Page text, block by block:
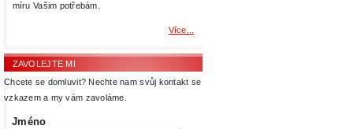
míru Vašim potřebám.
Více...
ZAVOLEJTE MI
Chcete se domluvit? Nechte nam svůj kontakt se
vzkazem a my vám zavoláme.
Jméno